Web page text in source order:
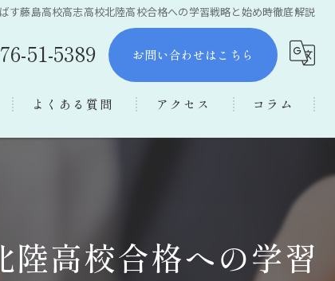
す藤島高校高志高校北陸高校合格への学習戦略と始め時徹底解説
51-5389 お問い合わせはこちら
よくある質問 アクセス コラム
高校合格への学習